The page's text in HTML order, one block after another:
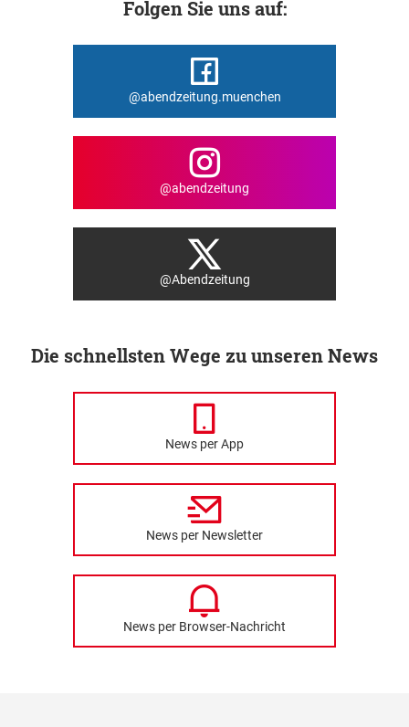
Folgen Sie uns auf:
@abendzeitung.muenchen
@abendzeitung
@Abendzeitung
Die schnellsten Wege zu unseren News
News per App
News per Newsletter
News per Browser-Nachricht